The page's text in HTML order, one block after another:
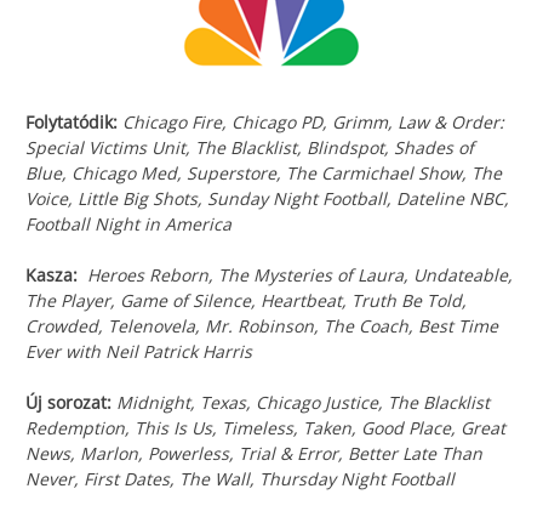
Folytatódik: Chicago Fire, Chicago PD, Grimm, Law & Order:
Special Victims Unit, The Blacklist, Blindspot, Shades of
Blue, Chicago Med, Superstore, The Carmichael Show, The
Voice, Little Big Shots, Sunday Night Football, Dateline NBC,
Football Night in America
Kasza: Heroes Reborn, The Mysteries of Laura, Undateable,
The Player, Game of Silence, Heartbeat, Truth Be Told,
Crowded, Telenovela, Mr. Robinson, The Coach, Best Time
Ever with Neil Patrick Harris
Új sorozat: Midnight, Texas, Chicago Justice, The Blacklist
Redemption, This Is Us, Timeless, Taken, Good Place, Great
News, Marlon, Powerless, Trial & Error, Better Late Than
Never, First Dates, The Wall, Thursday Night Football